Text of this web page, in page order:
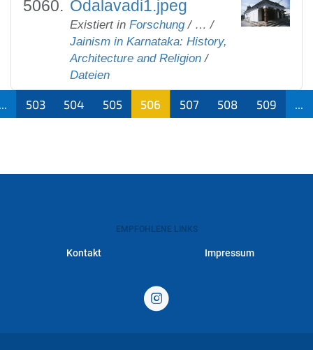
Odalavadi1.jpeg
Existiert in Forschung / …/
Jainism in Karnataka: History,
Architecture and Religion /
Dateien
503 504 505
506
507 508 509
EMPFOHLENE LINKS
Kontakt Impressum